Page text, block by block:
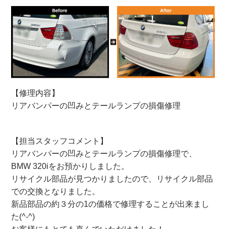
【修理内容】
リアバンパーの凹みとテールランプの損傷修理
【担当スタッフコメント】
リアバンパーの凹みとテールランプの損傷修理で、
BMW 320iをお預かりしました。
リサイクル部品が見つかりましたので、リサイクル部品
での交換となりました。
新品部品の約３分の1の価格で修理することが出来まし
た(^-^)